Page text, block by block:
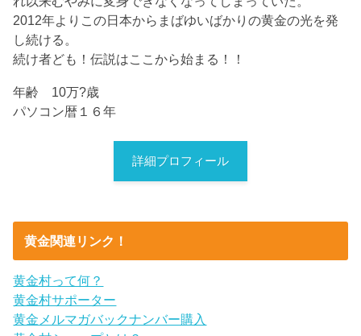
2012年よりこの日本からまばゆいばかりの黄金の光を発
し続ける。
続け者ども！伝説はここから始まる！！
年齢 10万?歳
パソコン暦１６年
詳細プロフィール
黄金関連リンク！
黄金村って何？
黄金村サポーター
黄金メルマガバックナンバー購入